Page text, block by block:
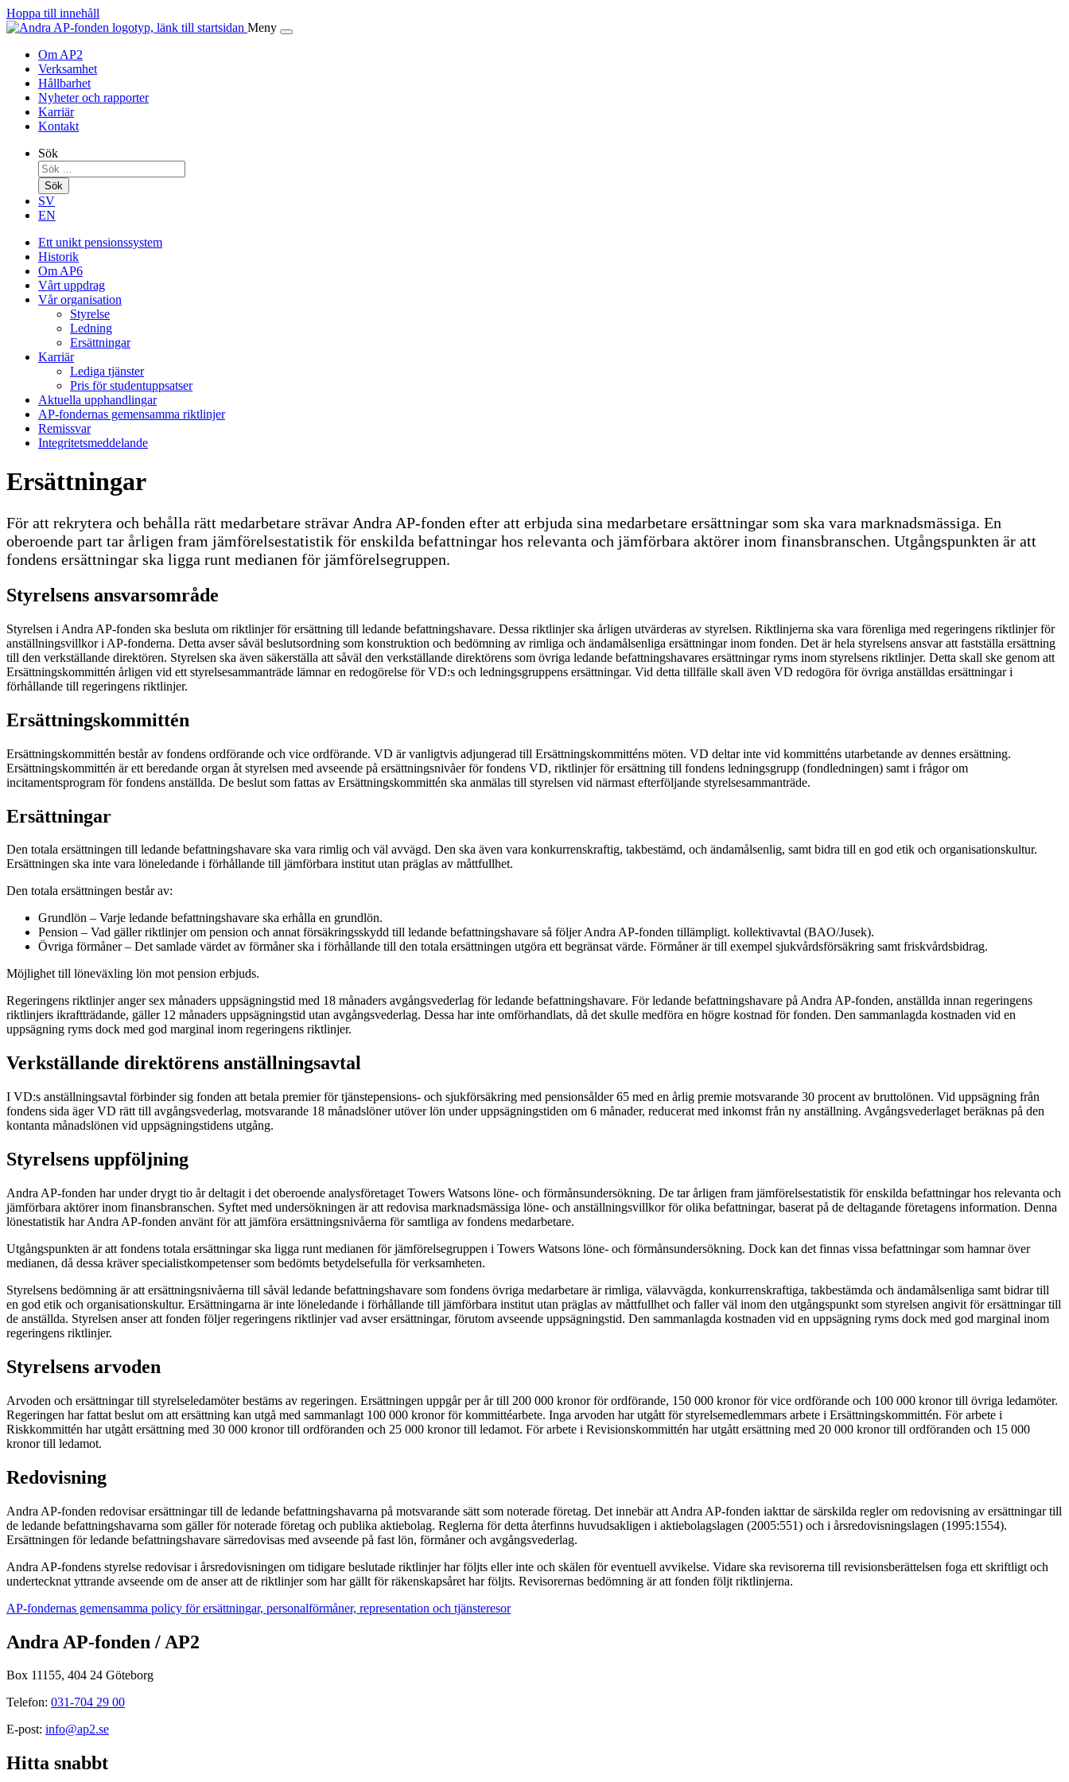
Hoppa till innehåll
Meny
Om AP2
Verksamhet
Hållbarhet
Nyheter och rapporter
Karriär
Kontakt
Sök
Sök
SV
EN
Ett unikt pensionssystem
Historik
Om AP6
Vårt uppdrag
Vår organisation
Styrelse
Ledning
Ersättningar
Karriär
Lediga tjänster
Pris för studentuppsatser
Aktuella upphandlingar
AP-fondernas gemensamma riktlinjer
Remissvar
Integritetsmeddelande
Ersättningar
För att rekrytera och behålla rätt medarbetare strävar Andra AP-fonden efter att erbjuda sina medarbetare ersättningar som ska vara marknadsmässiga. En
oberoende part tar årligen fram jämförelsestatistik för enskilda befattningar hos relevanta och jämförbara aktörer inom finansbranschen. Utgångspunkten är att
fondens ersättningar ska ligga runt medianen för jämförelsegruppen.
Styrelsens ansvarsområde
Styrelsen i Andra AP-fonden ska besluta om riktlinjer för ersättning till ledande befattningshavare. Dessa riktlinjer ska årligen utvärderas av styrelsen. Riktlinjerna ska vara förenliga med regeringens riktlinjer för
anställningsvillkor i AP-fonderna. Detta avser såväl beslutsordning som konstruktion och bedömning av rimliga och ändamålsenliga ersättningar inom fonden. Det är hela styrelsens ansvar att fastställa ersättning
till den verkställande direktören. Styrelsen ska även säkerställa att såväl den verkställande direktörens som övriga ledande befattningshavares ersättningar ryms inom styrelsens riktlinjer. Detta skall ske genom att
Ersättningskommittén årligen vid ett styrelsesammanträde lämnar en redogörelse för VD:s och ledningsgruppens ersättningar. Vid detta tillfälle skall även VD redogöra för övriga anställdas ersättningar i
förhållande till regeringens riktlinjer.
Ersättningskommittén
Ersättningskommittén består av fondens ordförande och vice ordförande. VD är vanligtvis adjungerad till Ersättningskommitténs möten. VD deltar inte vid kommitténs utarbetande av dennes ersättning.
Ersättningskommittén är ett beredande organ åt styrelsen med avseende på ersättningsnivåer för fondens VD, riktlinjer för ersättning till fondens ledningsgrupp (fondledningen) samt i frågor om
incitamentsprogram för fondens anställda. De beslut som fattas av Ersättningskommittén ska anmälas till styrelsen vid närmast efterföljande styrelsesammanträde.
Ersättningar
Den totala ersättningen till ledande befattningshavare ska vara rimlig och väl avvägd. Den ska även vara konkurrenskraftig, takbestämd, och ändamålsenlig, samt bidra till en god etik och organisationskultur.
Ersättningen ska inte vara löneledande i förhållande till jämförbara institut utan präglas av måttfullhet.
Den totala ersättningen består av:
Grundlön – Varje ledande befattningshavare ska erhålla en grundlön.
Pension – Vad gäller riktlinjer om pension och annat försäkringsskydd till ledande befattningshavare så följer Andra AP-fonden tillämpligt. kollektivavtal (BAO/Jusek).
Övriga förmåner – Det samlade värdet av förmåner ska i förhållande till den totala ersättningen utgöra ett begränsat värde. Förmåner är till exempel sjukvårdsförsäkring samt friskvårdsbidrag.
Möjlighet till löneväxling lön mot pension erbjuds.
Regeringens riktlinjer anger sex månaders uppsägningstid med 18 månaders avgångsvederlag för ledande befattningshavare. För ledande befattningshavare på Andra AP-fonden, anställda innan regeringens
riktlinjers ikraftträdande, gäller 12 månaders uppsägningstid utan avgångsvederlag. Dessa har inte omförhandlats, då det skulle medföra en högre kostnad för fonden. Den sammanlagda kostnaden vid en
uppsägning ryms dock med god marginal inom regeringens riktlinjer.
Verkställande direktörens anställningsavtal
I VD:s anställningsavtal förbinder sig fonden att betala premier för tjänstepensions- och sjukförsäkring med pensionsålder 65 med en årlig premie motsvarande 30 procent av bruttolönen. Vid uppsägning från
fondens sida äger VD rätt till avgångsvederlag, motsvarande 18 månadslöner utöver lön under uppsägningstiden om 6 månader, reducerat med inkomst från ny anställning. Avgångsvederlaget beräknas på den
kontanta månadslönen vid uppsägningstidens utgång.
Styrelsens uppföljning
Andra AP-fonden har under drygt tio år deltagit i det oberoende analysföretaget Towers Watsons löne- och förmånsundersökning. De tar årligen fram jämförelsestatistik för enskilda befattningar hos relevanta och
jämförbara aktörer inom finansbranschen. Syftet med undersökningen är att redovisa marknadsmässiga löne- och anställningsvillkor för olika befattningar, baserat på de deltagande företagens information. Denna
lönestatistik har Andra AP-fonden använt för att jämföra ersättningsnivåerna för samtliga av fondens medarbetare.
Utgångspunkten är att fondens totala ersättningar ska ligga runt medianen för jämförelsegruppen i Towers Watsons löne- och förmånsundersökning. Dock kan det finnas vissa befattningar som hamnar över
medianen, då dessa kräver specialistkompetenser som bedömts betydelsefulla för verksamheten.
Styrelsens bedömning är att ersättningsnivåerna till såväl ledande befattningshavare som fondens övriga medarbetare är rimliga, välavvägda, konkurrenskraftiga, takbestämda och ändamålsenliga samt bidrar till
en god etik och organisationskultur. Ersättningarna är inte löneledande i förhållande till jämförbara institut utan präglas av måttfullhet och faller väl inom den utgångspunkt som styrelsen angivit för ersättningar till
de anställda. Styrelsen anser att fonden följer regeringens riktlinjer vad avser ersättningar, förutom avseende uppsägningstid. Den sammanlagda kostnaden vid en uppsägning ryms dock med god marginal inom
regeringens riktlinjer.
Styrelsens arvoden
Arvoden och ersättningar till styrelseledamöter bestäms av regeringen. Ersättningen uppgår per år till 200 000 kronor för ordförande, 150 000 kronor för vice ordförande och 100 000 kronor till övriga ledamöter.
Regeringen har fattat beslut om att ersättning kan utgå med sammanlagt 100 000 kronor för kommittéarbete. Inga arvoden har utgått för styrelsemedlemmars arbete i Ersättningskommittén. För arbete i
Riskkommittén har utgått ersättning med 30 000 kronor till ordföranden och 25 000 kronor till ledamot. För arbete i Revisionskommittén har utgått ersättning med 20 000 kronor till ordföranden och 15 000
kronor till ledamot.
Redovisning
Andra AP-fonden redovisar ersättningar till de ledande befattningshavarna på motsvarande sätt som noterade företag. Det innebär att Andra AP-fonden iakttar de särskilda regler om redovisning av ersättningar till
de ledande befattningshavarna som gäller för noterade företag och publika aktiebolag. Reglerna för detta återfinns huvudsakligen i aktiebolagslagen (2005:551) och i årsredovisningslagen (1995:1554).
Ersättningen för ledande befattningshavare särredovisas med avseende på fast lön, förmåner och avgångsvederlag.
Andra AP-fondens styrelse redovisar i årsredovisningen om tidigare beslutade riktlinjer har följts eller inte och skälen för eventuell avvikelse. Vidare ska revisorerna till revisionsberättelsen foga ett skriftligt och
undertecknat yttrande avseende om de anser att de riktlinjer som har gällt för räkenskapsåret har följts. Revisorernas bedömning är att fonden följt riktlinjerna.
AP-fondernas gemensamma policy för ersättningar, personalförmåner, representation och tjänsteresor
Andra AP-fonden / AP2
Box 11155, 404 24 Göteborg
Telefon: 031-704 29 00
E-post: info@ap2.se
Hitta snabbt